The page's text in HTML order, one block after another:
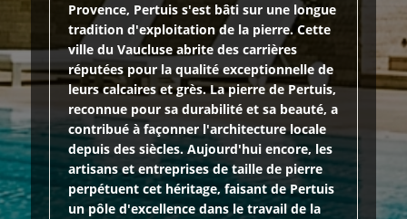
Provence, Pertuis s'est bâti sur une longue
tradition d'exploitation de la pierre. Cette
ville du Vaucluse abrite des carrières
réputées pour la qualité exceptionnelle de
leurs calcaires et grès. La pierre de Pertuis,
reconnue pour sa durabilité et sa beauté, a
contribué à façonner l'architecture locale
depuis des siècles. Aujourd'hui encore, les
artisans et entreprises de taille de pierre
perpétuent cet héritage, faisant de Pertuis
un pôle d'excellence dans le travail de la